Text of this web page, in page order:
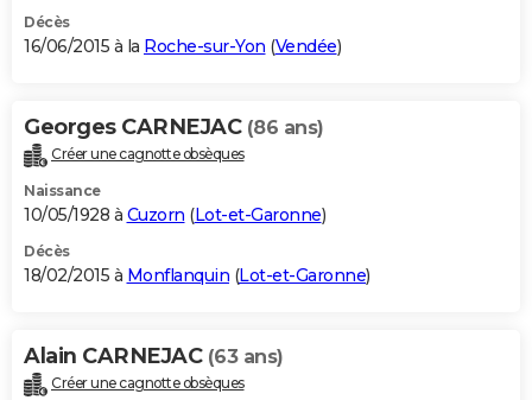
Décès
16/06/2015 à la Roche-sur-Yon (Vendée)
Georges CARNEJAC (86 ans)
Créer une cagnotte obsèques
Naissance
10/05/1928 à Cuzorn (Lot-et-Garonne)
Décès
18/02/2015 à Monflanquin (Lot-et-Garonne)
Alain CARNEJAC (63 ans)
Créer une cagnotte obsèques